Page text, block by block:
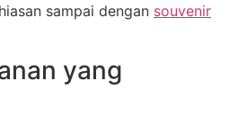
sampai dengan souvenir
yang